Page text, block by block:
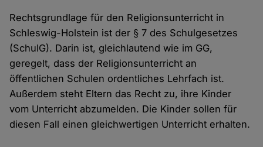
Rechtsgrundlage für den Religionsunterricht in
Schleswig-Holstein ist der § 7 des Schulgesetzes
(SchulG). Darin ist, gleichlautend wie im GG,
geregelt, dass der Religionsunterricht an
öffentlichen Schulen ordentliches Lehrfach ist.
Außerdem steht Eltern das Recht zu, ihre Kinder
vom Unterricht abzumelden. Die Kinder sollen für
diesen Fall einen gleichwertigen Unterricht erhalten.